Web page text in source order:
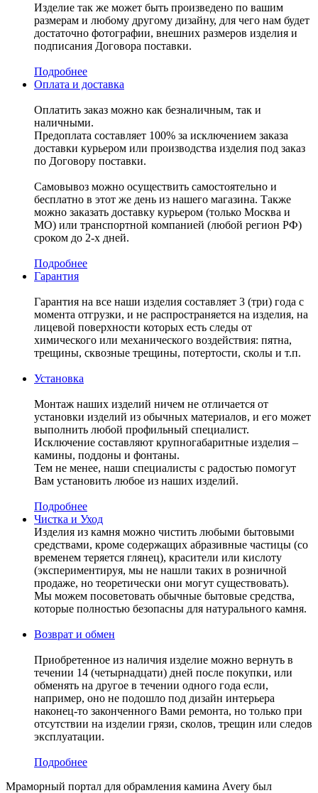
Изделие так же может быть произведено по вашим
размерам и любому другому дизайну, для чего нам будет
достаточно фотографии, внешних размеров изделия и
подписания Договора поставки.
Подробнее
Оплата и доставка
Оплатить заказ можно как безналичным, так и
наличными.
Предоплата составляет 100% за исключением заказа
доставки курьером или производства изделия под заказ
по Договору поставки.
Самовывоз можно осуществить самостоятельно и
бесплатно в этот же день из нашего магазина. Также
можно заказать доставку курьером (только Москва и
МО) или транспортной компанией (любой регион РФ)
сроком до 2-х дней.
Подробнее
Гарантия
Гарантия на все наши изделия составляет 3 (три) года с
момента отгрузки, и не распространяется на изделия, на
лицевой поверхности которых есть следы от
химического или механического воздействия: пятна,
трещины, сквозные трещины, потертости, сколы и т.п.
Установка
Монтаж наших изделий ничем не отличается от
установки изделий из обычных материалов, и его может
выполнить любой профильный специалист.
Исключение составляют крупногабаритные изделия –
камины, поддоны и фонтаны.
Тем не менее, наши специалисты с радостью помогут
Вам установить любое из наших изделий.
Подробнее
Чистка и Уход
Изделия из камня можно чистить любыми бытовыми
средствами, кроме содержащих абразивные частицы (со
временем теряется глянец), красители или кислоту
(экспериментируя, мы не нашли таких в розничной
продаже, но теоретически они могут существовать).
Мы можем посоветовать обычные бытовые средства,
которые полностью безопасны для натурального камня.
Возврат и обмен
Приобретенное из наличия изделие можно вернуть в
течении 14 (четырнадцати) дней после покупки, или
обменять на другое в течении одного года если,
например, оно не подошло под дизайн интерьера
наконец-то законченного Вами ремонта, но только при
отсутствии на изделии грязи, сколов, трещин или следов
эксплуатации.
Подробнее
Мраморный портал для обрамления камина Avery был